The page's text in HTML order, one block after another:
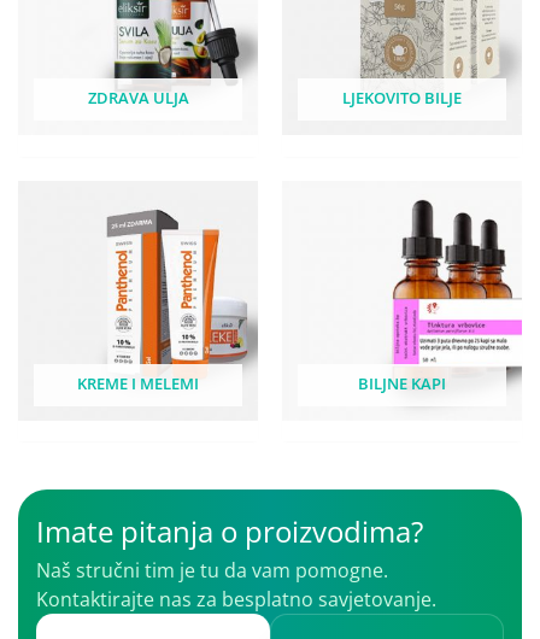
ZDRAVA ULJA LJEKOVITO BILJE
KREME I MELEMI BILJNE KAPI
Imate pitanja o proizvodima?
Naš stručni tim je tu da vam pomogne.
Kontaktirajte nas za besplatno savjetovanje.